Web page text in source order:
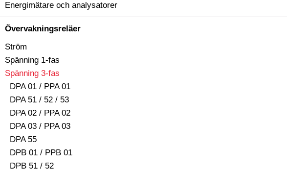
Energimätare och analysatorer
Övervakningsreläer
Ström
Spänning 1-fas
Spänning 3-fas
DPA 01 / PPA 01
DPA 51 / 52 / 53
DPA 02 / PPA 02
DPA 03 / PPA 03
DPA 55
DPB 01 / PPB 01
DPB 51 / 52